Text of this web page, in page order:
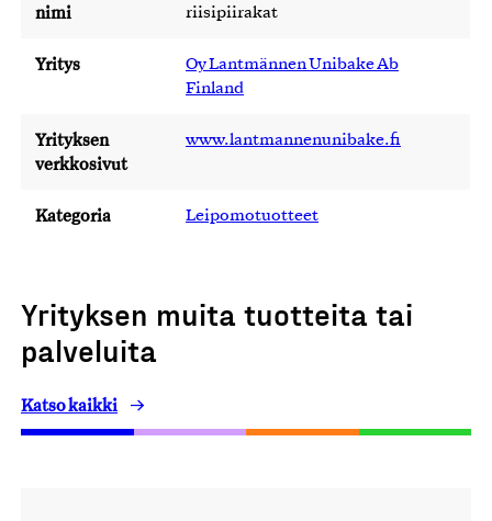
nimi
riisipiirakat
Yritys
Oy Lantmännen Unibake Ab
Finland
Yrityksen
verkkosivut
www.lantmannenunibake.fi
Kategoria Leipomotuotteet
Yrityksen muita tuotteita tai
palveluita
Katso kaikki